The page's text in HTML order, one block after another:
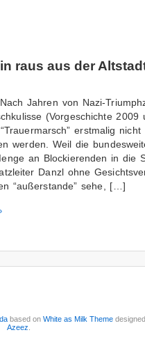
raus aus der
Jahren von Nazi-
(Vorgeschichte 2009
erstmalig nicht
werden. Weil die
an Blockierenden in die
Danzl ohne
“außerstande” sehe, […]
based onWhite as Milk Theme
Azeez